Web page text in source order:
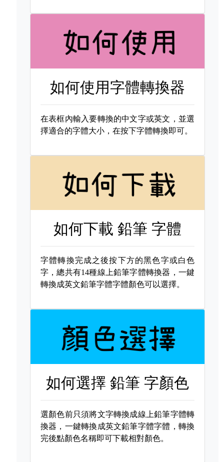
如何使用字體轉換器
在表框內輸入要轉換的中文字或英文，並選
擇適合的字體大小，在按下字體轉換即可。
如何下載鉛筆 字體
字體轉換完成之後按下方的黑色字或白色
字，總共有14種線上鉛筆字體轉換器，一鍵
轉換成英文鉛筆字體字體顏色可以選擇。
如何選擇鉛筆 字顏色
選顏色前只須將文字轉換成線上鉛筆字體轉
換器，一鍵轉換成英文鉛筆字體字體，轉換
完後點顏色名稱即可下載相對顏色。